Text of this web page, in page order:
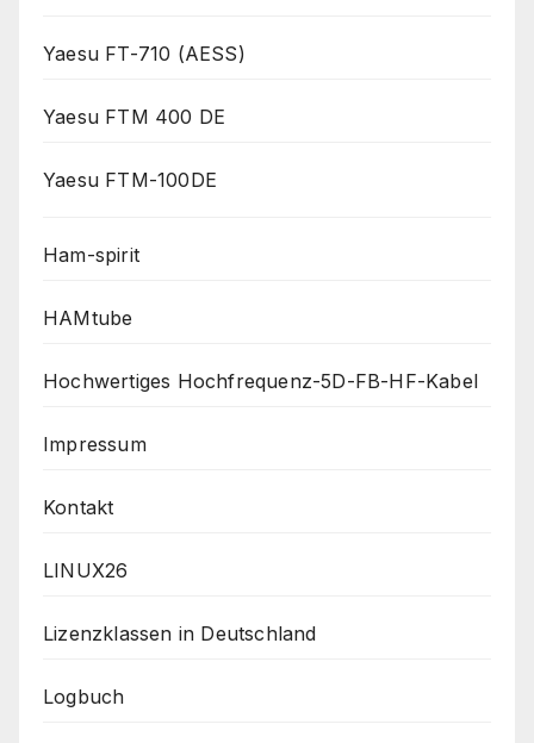
Yaesu FT-710 (AESS)
Yaesu FTM 400 DE
Yaesu FTM-100DE
Ham-spirit
HAMtube
Hochwertiges Hochfrequenz-5D-FB-HF-Kabel
Impressum
Kontakt
LINUX26
Lizenzklassen in Deutschland
Logbuch